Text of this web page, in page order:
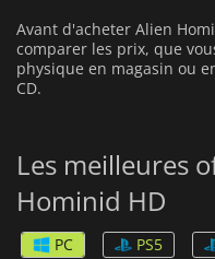
Avant d'acheter Alien
comparer les prix, que
physique en magasin ou
CD.
Les meilleures
Hominid HD
PC PS5